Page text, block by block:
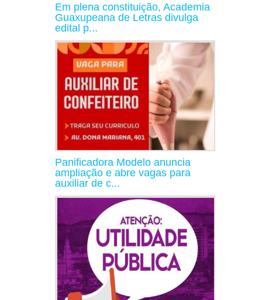
Em plena constituição, Academia
Guaxupeana de Letras divulga
edital p...
Panificadora Modelo anuncia
ampliação e abre vagas para
auxiliar de c...